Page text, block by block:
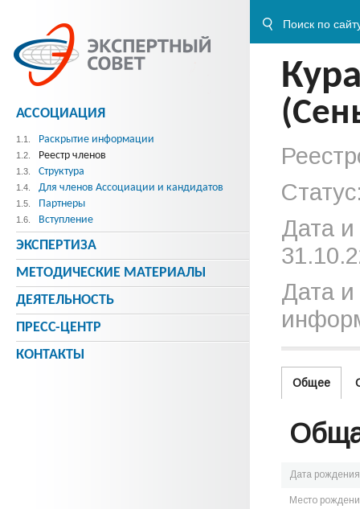
Дата
Дата и
Общее
Дата рождения
Место
АССОЦИАЦИЯ
1.1. Раскрытие информации
1.2. Реестр членов
1.3. Структура
1.4. Для членов Ассоциации и кандидатов
1.5. Партнеры
1.6. Вступление
ЭКСПЕРТИЗА
МЕТОДИЧЕСКИE МАТЕРИАЛЫ
ДЕЯТЕЛЬНОСТЬ
ПРЕСС-ЦЕНТР
КОНТАКТЫ